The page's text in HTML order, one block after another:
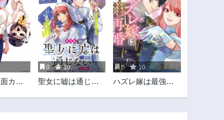
カム
0 10
聖女に嘘は通じな
0 10
ハズレ嫁は最強の